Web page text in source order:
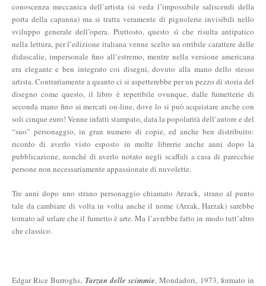
conoscenza meccanica dell’artista (si veda l’impossibile saliscendi della
porta della capanna) ma si tratta veramente di pignolerie invisibili nello
sviluppo generale dell’opera. Piuttosto, questo sì che risulta antipatico
nella lettura, per l’edizione italiana venne scelto un orribile carattere delle
didascalie, impersonale fino all’estremo, mentre nella versione americana
era elegante e ben integrato coi disegni, dovuto alla mano dello stesso
artista. Contrariamente a quanto ci si aspetterebbe per un pezzo di storia del
disegno come questo, il libro è reperibile ovunque, dalle fumetterie di
seconda mano fino ai mercati on-line, dove lo si può acquistare anche con
soli cinque euro! Venne infatti stampato, data la popolarità dell’autore e del
“suo” personaggio, in gran numero di copie, ed anche ben distribuito:
ricordo di averlo visto esposto in molte librerie anche anni dopo la
pubblicazione, nonché di averlo notato negli scaffali a casa di parecchie
persone non necessariamente appassionate di nuvolette.
Tre anni dopo uno strano personaggio chiamato Arzack, strano al punto
tale da cambiare di volta in volta anche il nome (Arzak, Harzak) sarebbe
tornato ad urlare che il fumetto è arte. Ma l’avrebbe fatto in modo tutt’altro
che classico.
Edgar Rice Burroghs, Tarzan delle scimmie, Mondadori, 1973, formato in